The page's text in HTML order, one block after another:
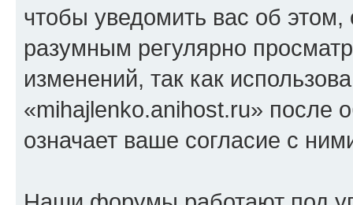
чтобы уведомить вас об
разумным регулярно
изменений, так как
«mihajlenko.anihost.ru» после
означает ваше согласие с